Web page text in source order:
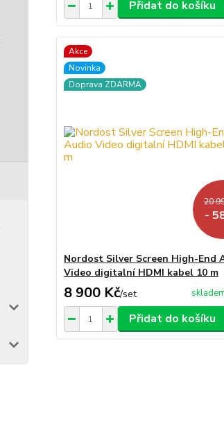
Přidat do košíku
Akce
Novinka
Doprava ZDARMA
20
-
Nordost Silver Screen High-End
Video digitalní HDMI kabel 10 m
8 900 Kč/set
Přidat do košíku